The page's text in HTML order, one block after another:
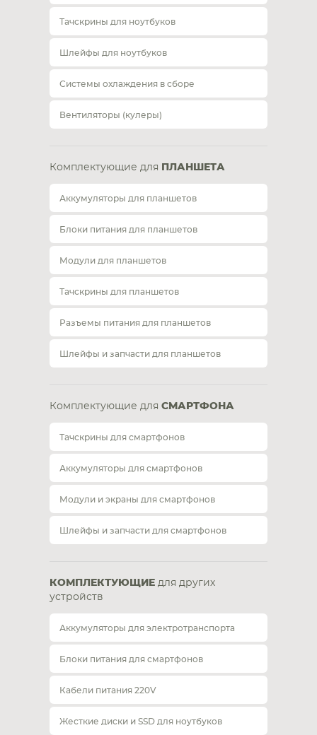
Тачскрины для ноутбуков
Шлейфы для ноутбуков
Системы охлаждения в сборе
Вентиляторы (кулеры)
Комплектующие для ПЛАНШЕТА
Аккумуляторы для планшетов
Блоки питания для планшетов
Модули для планшетов
Тачскрины для планшетов
Разъемы питания для планшетов
Шлейфы и запчасти для планшетов
Комплектующие для СМАРТФОНА
Тачскрины для смартфонов
Аккумуляторы для смартфонов
Модули и экраны для смартфонов
Шлейфы и запчасти для смартфонов
КОМПЛЕКТУЮЩИЕ для других
устройств
Аккумуляторы для электротранспорта
Блоки питания для смартфонов
Кабели питания 220V
Жесткие диски и SSD для ноутбуков